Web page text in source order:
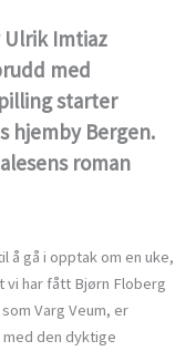
Ulrik Imtiaz
med
starter
hjemby Bergen.
roman
å gå i opptak om en uke,
vi har fått Bjørn Floberg
Varg Veum, er
den dyktige